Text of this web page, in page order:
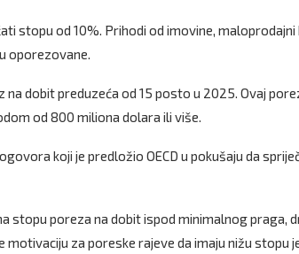
stopu od 10%. Prihodi od imovine,
oporezovane.
dobit preduzeća od 15 posto u 2025. Ovaj
od 800 miliona dolara ili više.
koji je predložio OECD u pokušaju da
stopu poreza na dobit ispod minimalnog praga,
motivaciju za poreske rajeve da imaju nižu